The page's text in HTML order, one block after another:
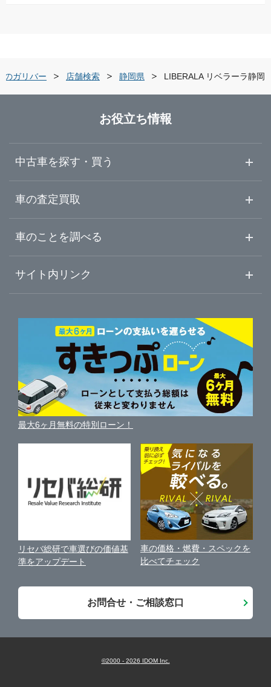
ガリバー住吉バイパス店
LIBERALA リベラーラ浜松和田
ガリバー浜松宮竹店
ガリバー車検 浜松宮竹店
LIBERALA リベラーラ沼津
ガリバー沼津学園通り店
ガリバー富士宮店
ガリバー伊東店
ガリバー富士店
LIBERALA リベラーラ掛川
富士宮市
伊東市
富士市
磐田市
藤枝市
袋井市
駿東郡清水町
山梨県
長野県
岐阜県
静岡県
三重県
のガリバー 店舗検索 静岡県 LIBERALA リベラーラ静岡
お役立ち情報
中古車を探す・買う
中古車情報・中古車検索
初めての中古車購入ガイド
中古車人気ランキング
自動車ローンを調べる
ガリバーの自動車ローン
車買い替えの基礎知識
近くのお店で車を探す
車の査定買取
車査定・車買取ならガリバー
ガリバーの査定が選ばれる理由
車を売る時よくある質問
便利な査定サービス
中古車買取相場（毎月更新）
車の個人売買ガイド
車のことを調べる
車初心者まとめ
新車・中古車カタログ
車の燃費を調べる
車種別クチコミ
車比較サイト
サイト内リンク
サイトマップ
サイトの使用条件
利用規約
保険代理店業務に関する基本方針
古物営業法に基づく表示
お客様の声
会社案内
最大6ヶ月無料の特別ローン！
リセバ総研で車選びの価値基
準をアップデート
車の価格・燃費・スペックを
比べてチェック
お問合せ・ご相談窓口
©2000 - 2026 IDOM Inc.